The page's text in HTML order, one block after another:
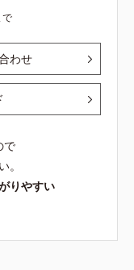
で
わせ
で
。
りやすい